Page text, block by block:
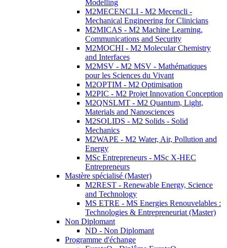
Modelling
M2MECENCLI - M2 Mecencli -
Mechanical Engineering for Clinicians
M2MICAS - M2 Machine Learning,
Communications and Security
M2MOCHI - M2 Molecular Chemistry
and Interfaces
M2MSV - M2 MSV - Mathématiques
pour les Sciences du Vivant
M2OPTIM - M2 Optimisation
M2PIC - M2 Projet Innovation Conception
M2QNSLMT - M2 Quantum, Light,
Materials and Nanosciences
M2SOLIDS - M2 Solids - Solid
Mechanics
M2WAPE - M2 Water, Air, Pollution and
Energy
MSc Entrepreneurs - MSc X-HEC
Entrepreneurs
Mastère spécialisé (Master)
M2REST - Renewable Energy, Science
and Technology
MS ETRE - MS Energies Renouvelables :
Technologies & Entrepreneuriat (Master)
Non Diplomant
ND - Non Diplomant
Programme d'échange